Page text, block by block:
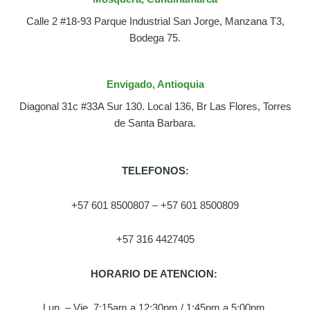
Calle 2 #18-93 Parque Industrial San Jorge, Manzana T3,
Bodega 75.
Envigado, Antioquia
Diagonal 31c #33A Sur 130. Local 136, Br Las Flores, Torres
de Santa Barbara.
TELEFONOS:
+57 601 8500807 – +57 601 8500809
+57 316 4427405
HORARIO DE ATENCION: